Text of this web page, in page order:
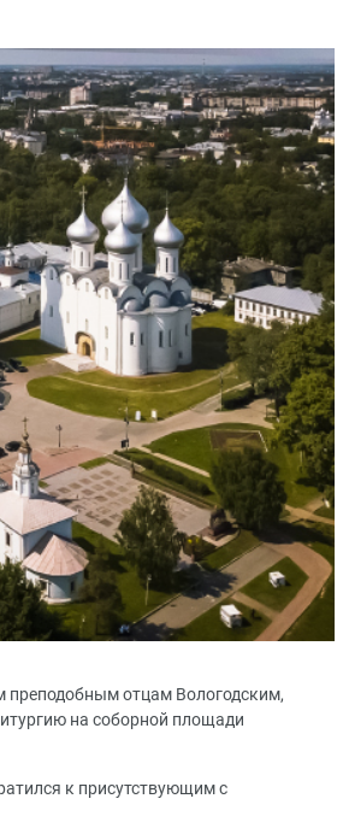
преподобным отцам Вологодским,
на соборной площади
к присутствующим с